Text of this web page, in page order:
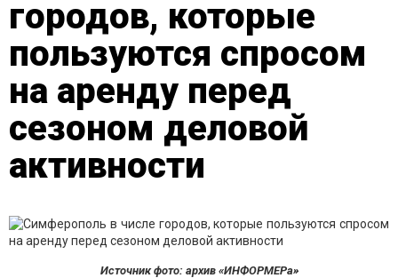
городов, которые
пользуются спросом
на аренду перед
сезоном деловой
активности
Источник фото: архив «ИНФОРМЕРа»